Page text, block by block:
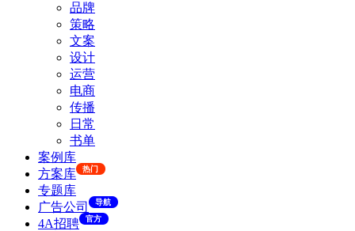
品牌
策略
文案
设计
运营
电商
传播
日常
书单
案例库
方案库
热门
专题库
广告公司
导航
4A招聘 官方